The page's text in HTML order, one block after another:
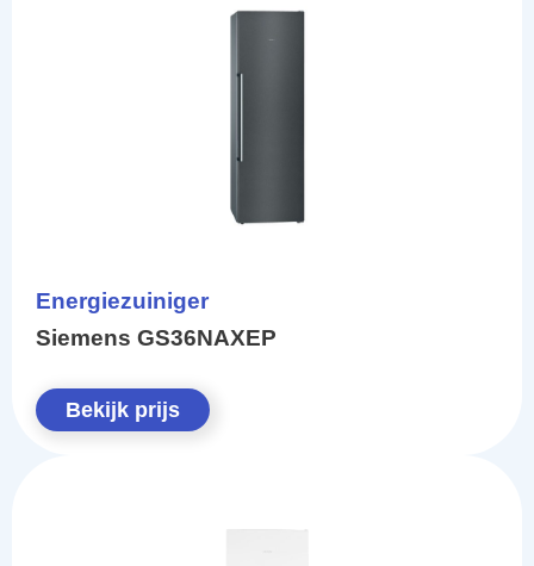
Energiezuiniger
Siemens GS36NAXEP
Bekijk prijs